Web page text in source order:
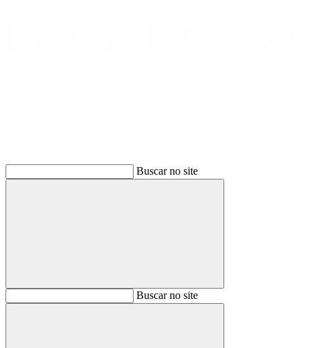
Buscar no site
BuscarBuscar no site